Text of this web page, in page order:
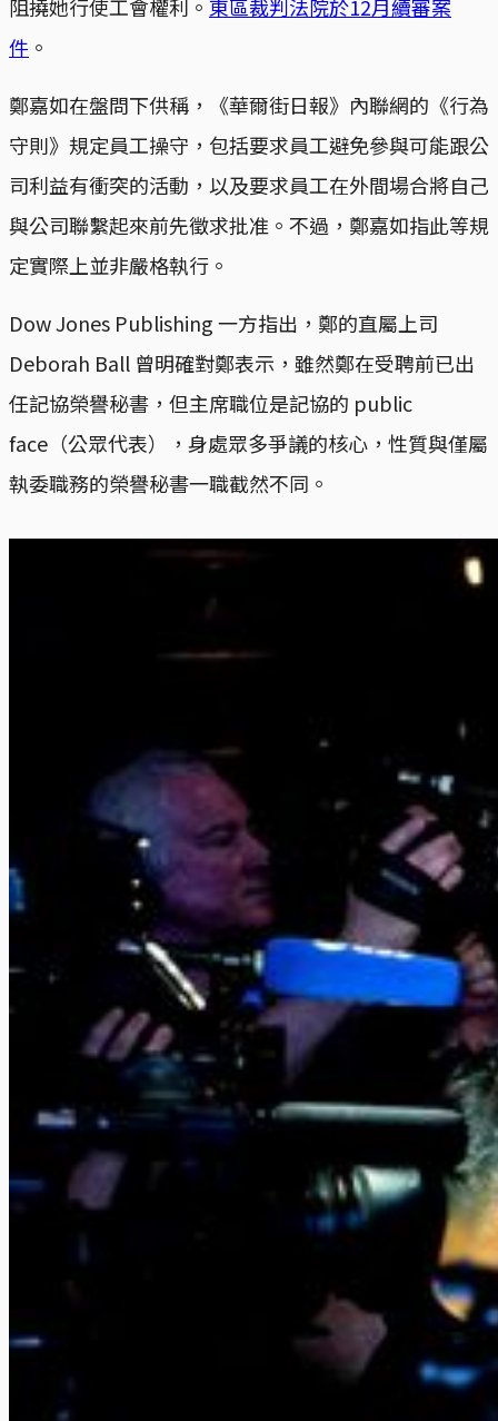
阻撓她行使工會權利。 東區裁判法院於12月續審案
件 。
鄭嘉如在盤問下供稱，《華爾街日報》內聯網的《行為
守則》規定員工操守，包括要求員工避免參與可能跟公
司利益有衝突的活動，以及要求員工在外間場合將自己
與公司聯繫起來前先徵求批准。不過，鄭嘉如指此等規
定實際上並非嚴格執行。
Dow Jones Publishing 一方指出，鄭的直屬上司
Deborah Ball 曾明確對鄭表示，雖然鄭在受聘前已出
任記協榮譽秘書，但主席職位是記協的 public
face（公眾代表），身處眾多爭議的核心，性質與僅屬
執委職務的榮譽秘書一職截然不同。